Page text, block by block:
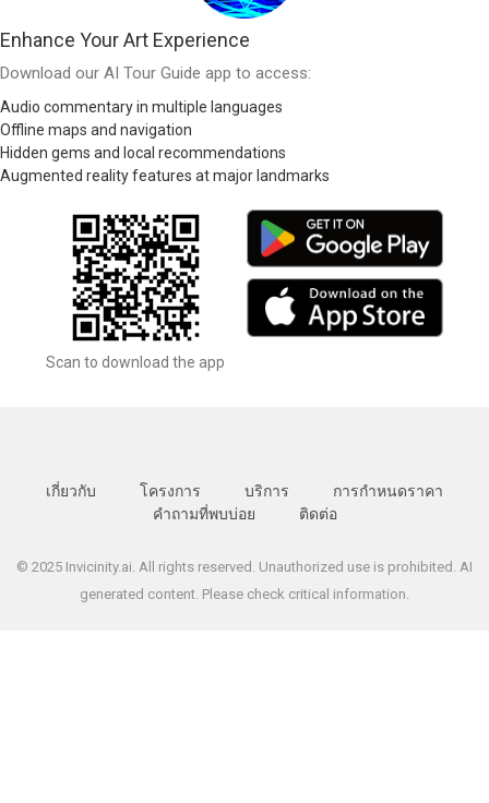
Enhance Your Art Experience
Download our AI Tour Guide app to access:
Audio commentary in multiple languages
Offline maps and navigation
Hidden gems and local recommendations
Augmented reality features at major landmarks
Scan to download the app
เกี่ยวกับ โครงการ บริการ
การกำหนดราคา
คำถามที่พบบ่อย
ติดต่อ
© 2025 Invicinity.ai. All rights reserved. Unauthorized use is prohibited. AI
generated content. Please check critical information.